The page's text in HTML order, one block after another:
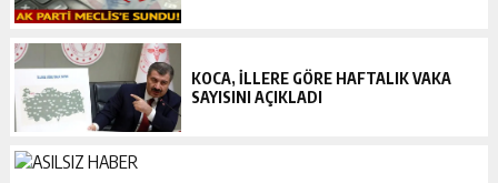
KOCA, ILLERE GÖRE HAFTALIK VAKA
SAYISINI AÇIKLADI